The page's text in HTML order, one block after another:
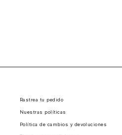
Rastrea tu pedido
Nuestras políticas
Política de cambios y devoluciones